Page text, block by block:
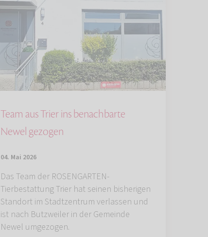
Team aus Trier ins benachbarte
Newel gezogen
04. Mai 2026
Das Team der ROSENGARTEN-
Tierbestattung Trier hat seinen bisherigen
Standort im Stadtzentrum verlassen und
ist nach Butzweiler in der Gemeinde
Newel umgezogen.